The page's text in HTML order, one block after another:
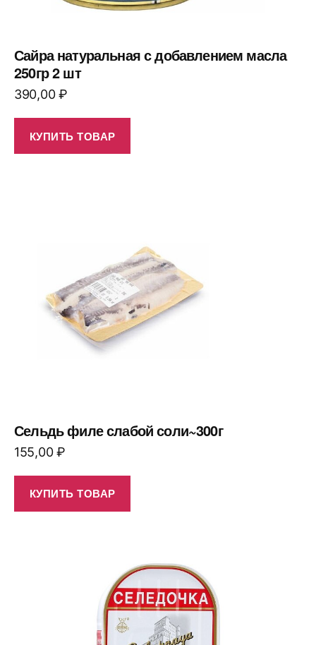
Сайра натуральная с добавлением масла
250гр 2 шт
390,00₽
КУПИТЬ ТОВАР
Сельдь филе слабой соли~300г
155,00₽
КУПИТЬ ТОВАР